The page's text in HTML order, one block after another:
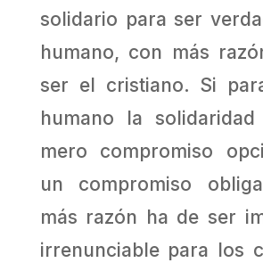
solidario para ser
humano, con más
ser el cristiano. Si
humano la
mero compromiso
un compromiso
más razón ha de ser
irrenunciable para los